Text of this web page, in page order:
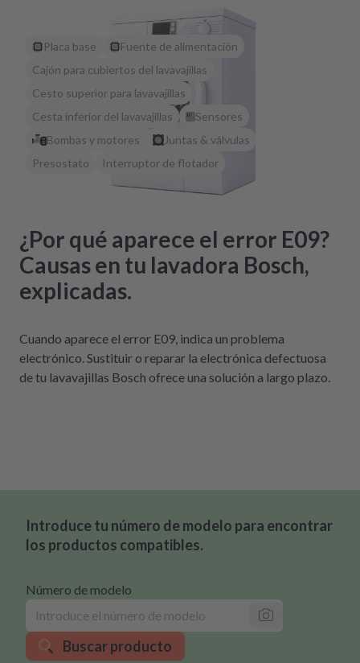
Placa base
Fuente de alimentación
Cajón para cubiertos del lavavajillas
Cesto superior para lavavajillas
Cesta inferior del lavavajillas
Sensores
Bombas y motores
Juntas & válvulas
Presostato
Interruptor de flotador
¿Por qué aparece el error E09?
Causas en tu lavadora Bosch,
explicadas.
Cuando aparece el error E09, indica un problema
electrónico. Sustituir o reparar la electrónica defectuosa
de tu lavavajillas Bosch ofrece una solución a largo plazo.
Introduce tu número de modelo para encontrar
los productos compatibles.
Número de modelo
Buscar producto